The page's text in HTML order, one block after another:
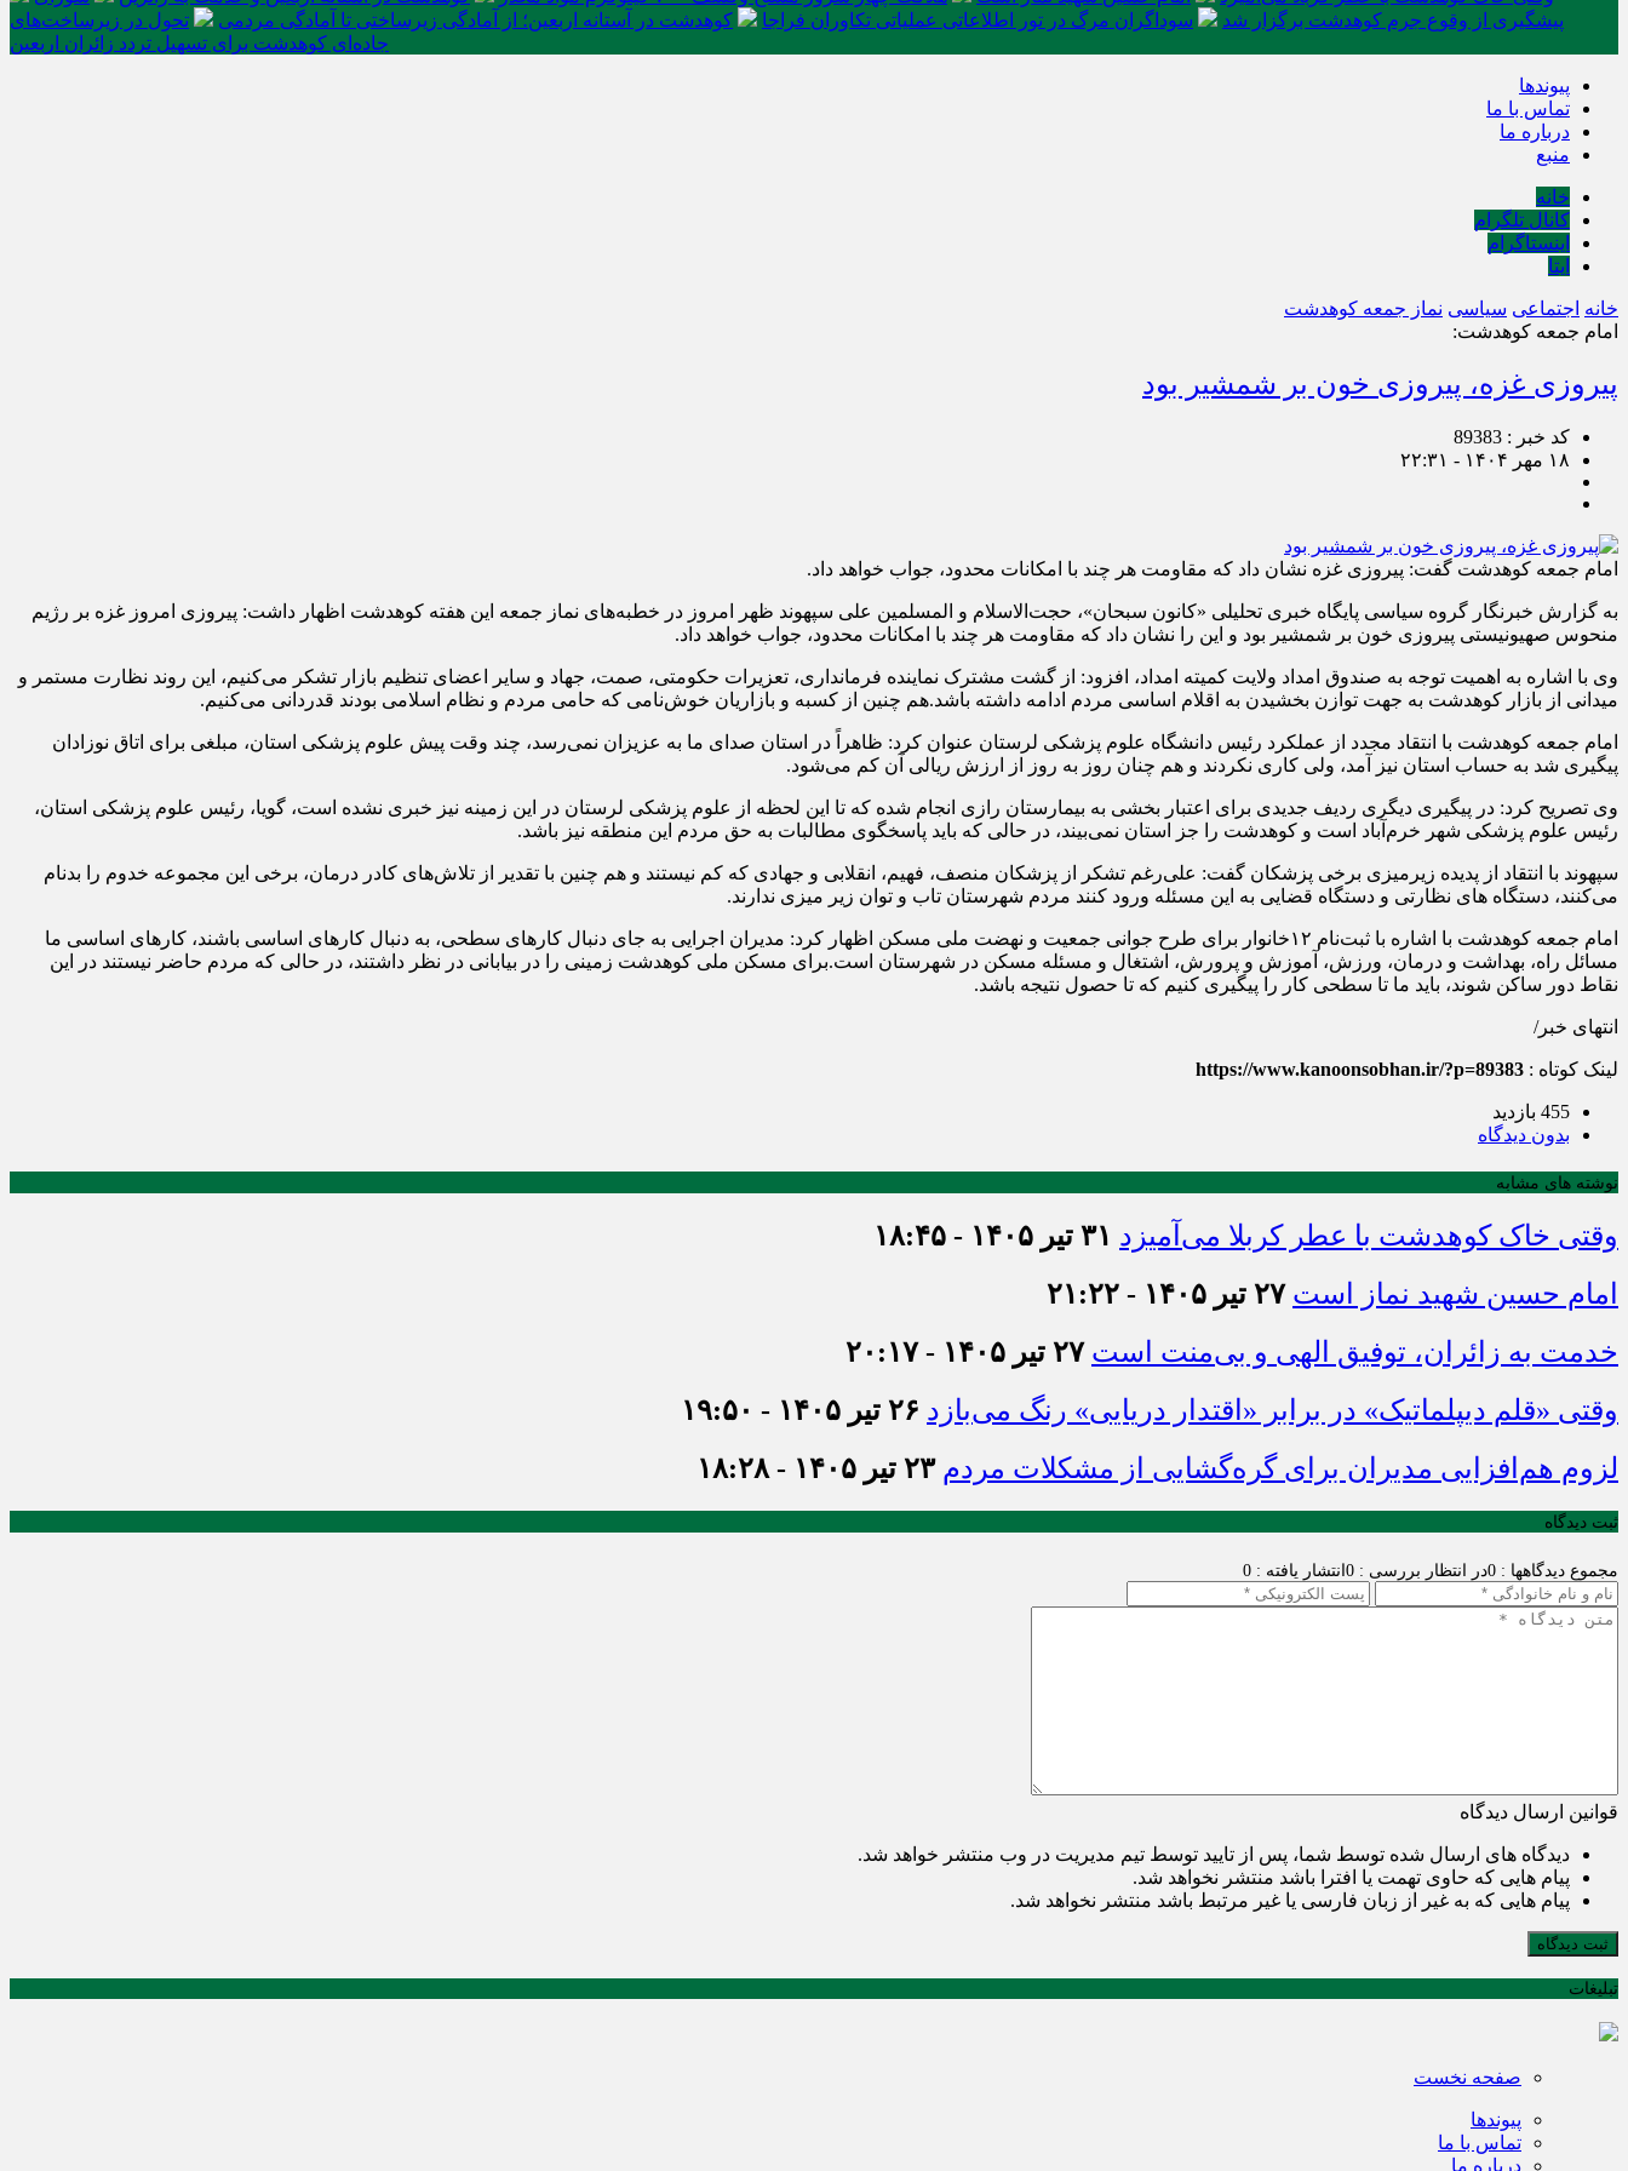
پیشگیری از وقوع جرم کوهدشت برگزار شد
سوداگران مرگ در تور اطلاعاتی عملیاتی تکاوران فراجا کوهدشت در آستانه اربعین؛ از آمادگی زیرساختی تا آمادگی مردمی
تحول در زیرساخت‌های
جاده‌ای کوهدشت برای تسهیل تردد زائران اربعین
پیوندها
تماس با ما
درباره ما
منبع
خانه
کانال تلگرام
اینستاگرام
ایتا
خانه اجتماعی سیاسی نماز جمعه کوهدشت
امام جمعه کوهدشت:
پیروزی غزه، پیروزی خون بر شمشیر بود
کد خبر : 89383
۱۸ مهر ۱۴۰۴ - ۲۲:۳۱
امام جمعه کوهدشت گفت: پیروزی غزه نشان داد که مقاومت هر چند با امکانات محدود، جواب خواهد داد.
به گزارش خبرنگار گروه سیاسی پایگاه خبری تحلیلی «کانون سبحان»، حجت‌الاسلام و المسلمین علی سپهوند ظهر امروز در خطبه‌های نماز جمعه این هفته کوهدشت اظهار داشت: پیروزی امروز غزه بر رژیم
منحوس صهیونیستی پیروزی خون بر شمشیر بود و این را نشان داد که مقاومت هر چند با امکانات محدود، جواب خواهد داد.
وی با اشاره به اهمیت توجه به صندوق امداد ولایت کمیته امداد، افزود: از گشت مشترک نماینده فرمانداری، تعزیرات حکومتی، صمت، جهاد و سایر اعضای تنظیم بازار تشکر می‌کنیم، این روند نظارت مستمر و
میدانی از بازار کوهدشت به جهت توازن بخشیدن به اقلام اساسی مردم ادامه داشته باشد.هم چنین از کسبه و بازاریان خوش‌نامی که حامی مردم و نظام اسلامی بودند قدردانی می‌کنیم.
امام جمعه کوهدشت با انتقاد مجدد از عملکرد رئیس دانشگاه علوم پزشکی لرستان عنوان کرد: ظاهراً در استان صدای ما به عزیزان نمی‌رسد، چند وقت پیش علوم پزشکی استان، مبلغی برای اتاق نوزادان
پیگیری شد به حساب استان نیز آمد، ولی کاری نکردند و هم چنان روز به روز از ارزش ریالی آن کم می‌شود.
وی تصریح کرد: در پیگیری دیگری ردیف جدیدی برای اعتبار بخشی به بیمارستان رازی انجام شده که تا این لحظه از علوم پزشکی لرستان در این زمینه نیز خبری نشده است، گویا، رئیس علوم پزشکی استان،
رئیس علوم پزشکی شهر خرم‌آباد است و کوهدشت را جز استان نمی‌بیند، در حالی که باید پاسخگوی مطالبات به حق مردم این منطقه نیز باشد.
سپهوند با انتقاد از پدیده زیرمیزی برخی پزشکان گفت: علی‌رغم تشکر از پزشکان منصف، فهیم، انقلابی و جهادی که کم نیستند و هم چنین با تقدیر از تلاش‌های کادر درمان، برخی این مجموعه خدوم را بدنام
می‌کنند، دستگاه های نظارتی و دستگاه قضایی به این مسئله ورود کنند مردم شهرستان تاب و توان زیر میزی ندارند.
امام جمعه کوهدشت با اشاره با ثبت‌نام ۱۲خانوار برای طرح جوانی جمعیت و نهضت ملی مسکن اظهار کرد: مدیران اجرایی به جای دنبال کارهای سطحی، به دنبال کارهای اساسی باشند، کارهای اساسی ما
مسائل راه، بهداشت و درمان، ورزش، آموزش و پرورش، اشتغال و مسئله مسکن در شهرستان است.برای مسکن ملی کوهدشت زمینی را در بیابانی در نظر داشتند، در حالی که مردم حاضر نیستند در این
نقاط دور ساکن شوند، باید ما تا سطحی کار را پیگیری کنیم که تا حصول نتیجه باشد.
️انتهای خبر/
لینک کوتاه : https://www.kanoonsobhan.ir/?p=89383
455 بازدید
بدون دیدگاه
نوشته های مشابه
وقتی خاک کوهدشت با عطر کربلا می‌آمیزد ۳۱ تیر ۱۴۰۵ - ۱۸:۴۵
امام حسین شهید نماز است ۲۷ تیر ۱۴۰۵ - ۲۱:۲۲
خدمت به زائران، توفیق الهی و بی‌منت است ۲۷ تیر ۱۴۰۵ - ۲۰:۱۷
وقتی «قلم دیپلماتیک» در برابر «اقتدار دریایی» رنگ می‌بازد ۲۶ تیر ۱۴۰۵ - ۱۹:۵۰
لزوم هم‌افزایی مدیران برای گره‌گشایی از مشکلات مردم ۲۳ تیر ۱۴۰۵ - ۱۸:۲۸
ثبت دیدگاه
مجموع دیدگاهها : 0 در انتظار بررسی : 0 انتشار یافته : 0
قوانین ارسال دیدگاه
دیدگاه های ارسال شده توسط شما، پس از تایید توسط تیم مدیریت در وب منتشر خواهد شد.
پیام هایی که حاوی تهمت یا افترا باشد منتشر نخواهد شد.
پیام هایی که به غیر از زبان فارسی یا غیر مرتبط باشد منتشر نخواهد شد.
ثبت دیدگاه
تبلیغات
صفحه نخست
پیوندها
تماس با ما
درباره ما